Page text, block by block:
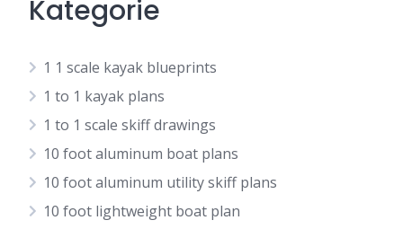
Kategorie
1 1 scale kayak blueprints
1 to 1 kayak plans
1 to 1 scale skiff drawings
10 foot aluminum boat plans
10 foot aluminum utility skiff plans
10 foot lightweight boat plan